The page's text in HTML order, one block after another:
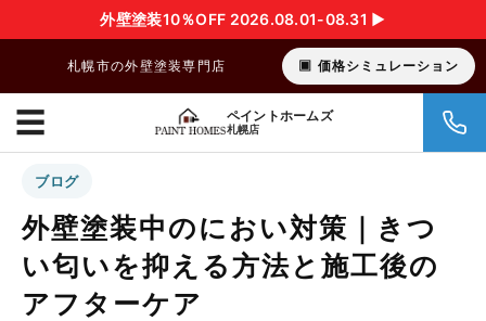
外壁塗装10％OFF 2026.08.01-08.31 ▶︎
札幌市の外壁塗装専門店 価格シミュレーション
ペイントホームズ
札幌店
☰
ブログ
外壁塗装中のにおい対策｜きつ
い匂いを抑える方法と施工後の
アフターケア